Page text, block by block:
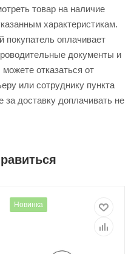
товар на наличие
характеристикам.
покупатель оплачивает
документы и
отказаться от
или сотруднику пункта
за доставку доплачивать не
Новинка